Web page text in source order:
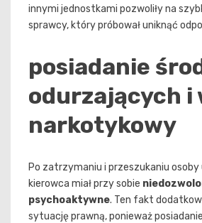
innymi jednostkami pozwoliły na
sprawcy, który próbował uniknąć
posiadanie
odurzających i
narkotykowy
Po zatrzymaniu i przeszukaniu osoby
kierowca miał przy sobie
psychoaktywne. Ten fakt
sytuację prawną, ponieważ